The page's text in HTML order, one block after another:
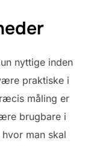
nyttige inden
praktiske i
måling er
brugbare i
man skal